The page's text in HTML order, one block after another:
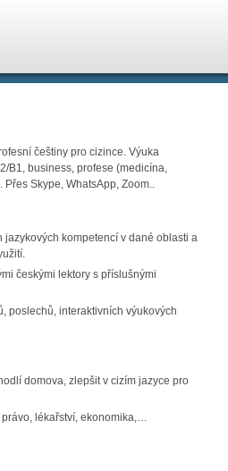
češtiny pro cizince. Výuka
B1, business, profese (medicína,
Skype, WhatsApp, Zoom..
kompetencí v dané oblasti a
českými lektory s příslušnými
poslechů, interaktivních výukových
domova, zlepšit v cizím jazyce pro
lékařství, ekonomika,…